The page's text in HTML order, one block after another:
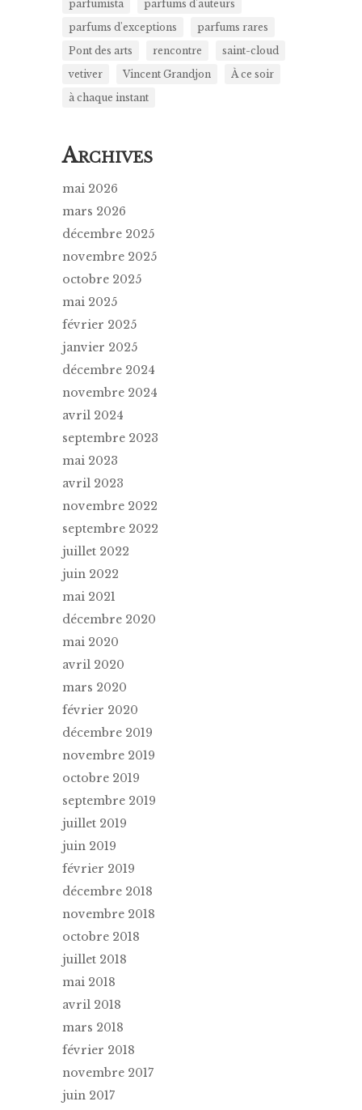
parfumista
parfums d'auteurs
parfums d'exceptions
parfums rares
Pont des arts
rencontre
saint-cloud
vetiver
Vincent Grandjon
À ce soir
à chaque instant
ARCHIVES
mai 2026
mars 2026
décembre 2025
novembre 2025
octobre 2025
mai 2025
février 2025
janvier 2025
décembre 2024
novembre 2024
avril 2024
septembre 2023
mai 2023
avril 2023
novembre 2022
septembre 2022
juillet 2022
juin 2022
mai 2021
décembre 2020
mai 2020
avril 2020
mars 2020
février 2020
décembre 2019
novembre 2019
octobre 2019
septembre 2019
juillet 2019
juin 2019
février 2019
décembre 2018
novembre 2018
octobre 2018
juillet 2018
mai 2018
avril 2018
mars 2018
février 2018
novembre 2017
juin 2017